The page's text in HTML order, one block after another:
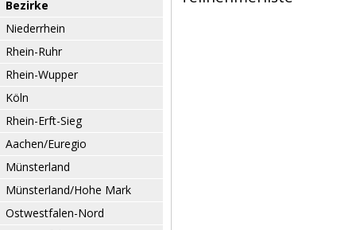
Bezirke
Niederrhein
Rhein-Ruhr
Rhein-Wupper
Köln
Rhein-Erft-Sieg
Aachen/Euregio
Münsterland
Münsterland/Hohe Mark
Ostwestfalen-Nord